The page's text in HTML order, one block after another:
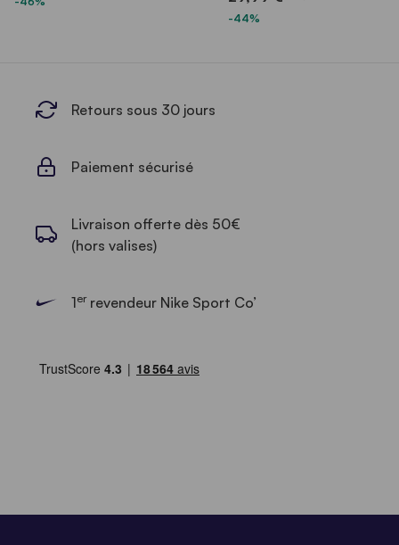
-44%
Retours sous 30 jours
Paiement sécurisé
Livraison offerte dès 50€
(hors valises)
1errevendeur Nike Sport Co’